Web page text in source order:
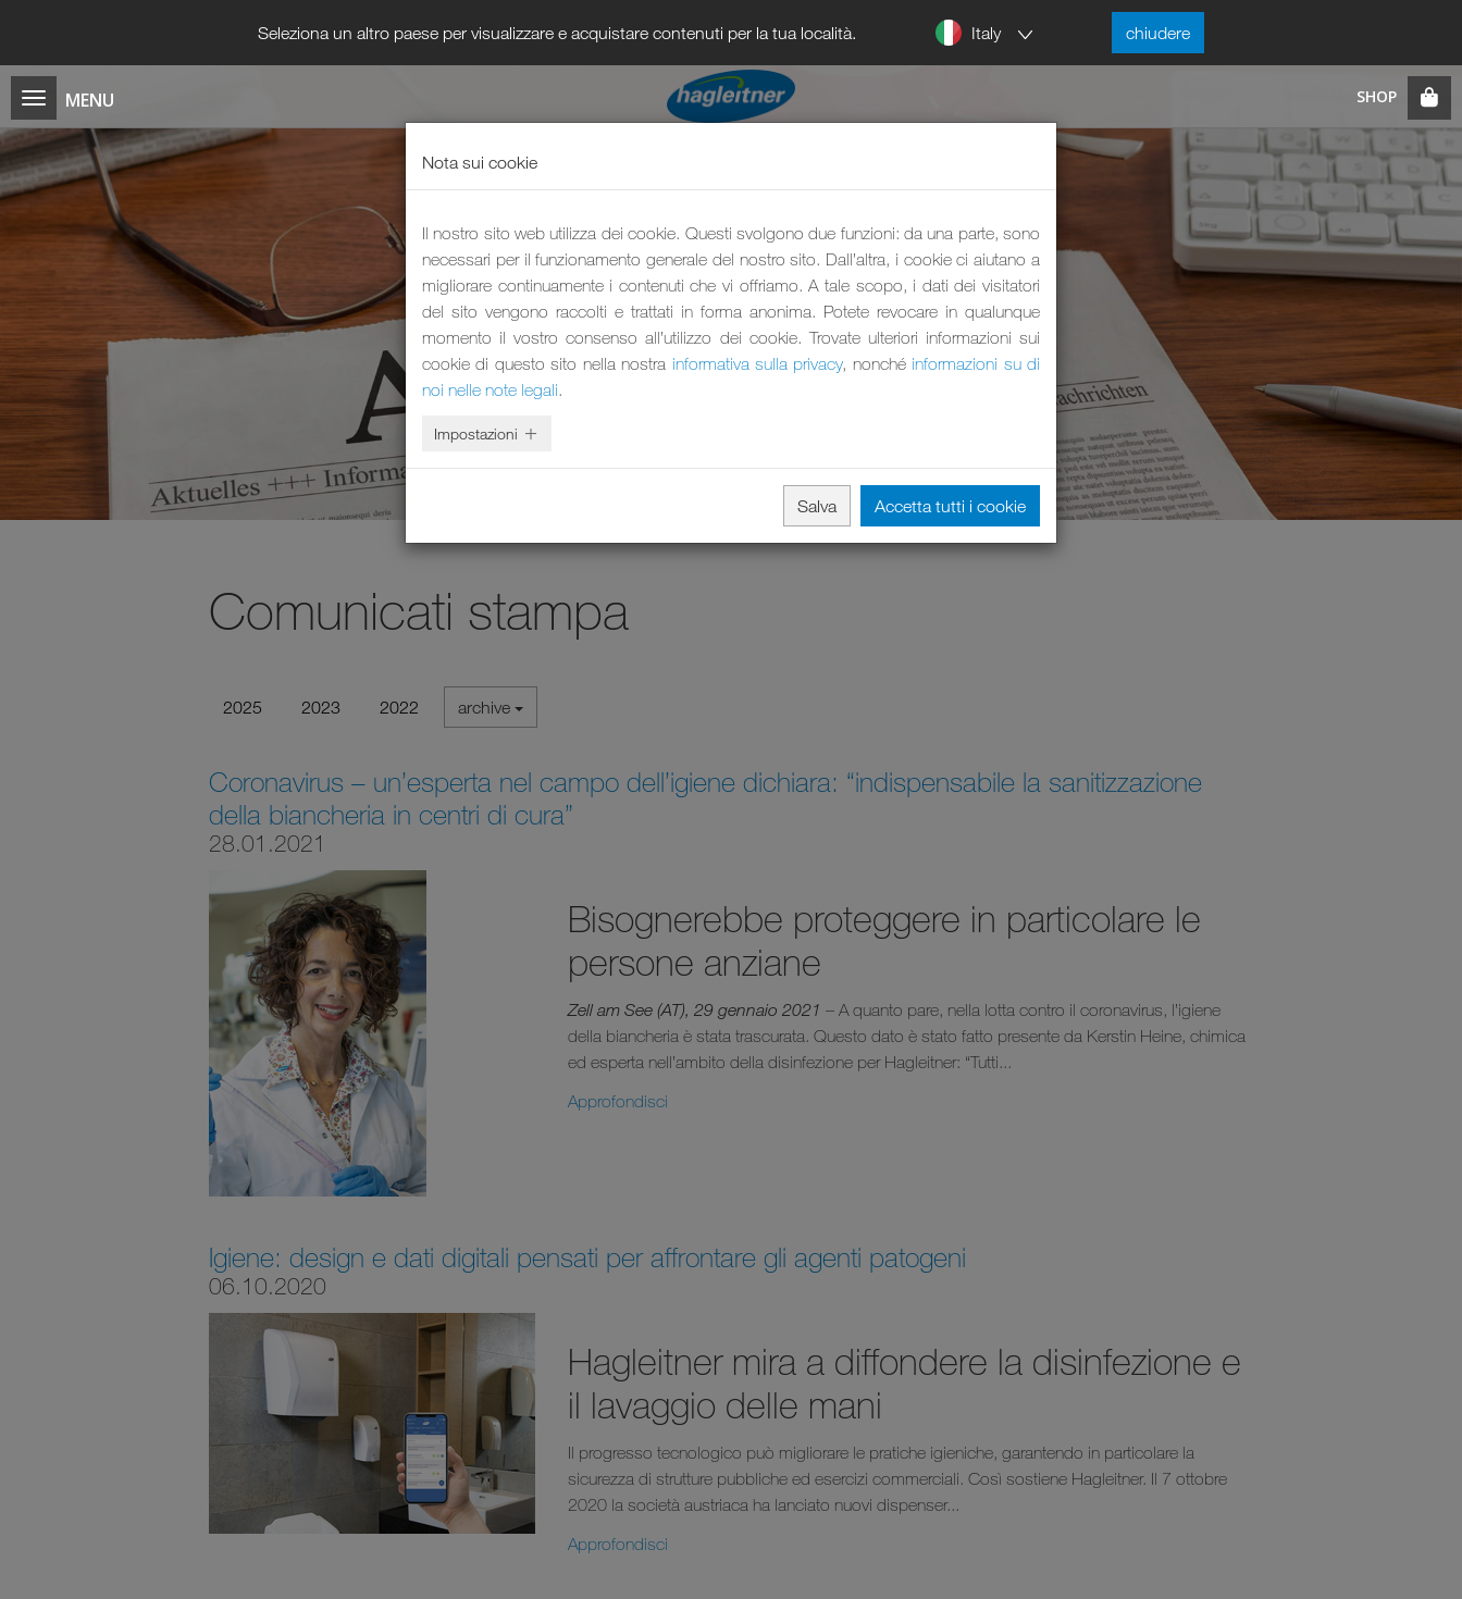
Seleziona un altro paese per visualizzare e acquistare contenuti per la tua località. Italy chiudere
Comunicati stampa
2025 2023 2022 archive
Coronavirus – un’esperta nel campo dell’igiene dichiara: “indispensabile la sanitizzazione
della biancheria in centri di cura”
28.01.2021
Bisognerebbe proteggere in particolare le
persone anziane
Zell am See (AT), 29 gennaio 2021 – A quanto pare, nella lotta contro il coronavirus, l’igiene
della biancheria è stata trascurata. Questo dato è stato fatto presente da Kerstin Heine, chimica
ed esperta nell’ambito della disinfezione per Hagleitner: “Tutti...
Approfondisci
Igiene: design e dati digitali pensati per affrontare gli agenti patogeni
06.10.2020
Hagleitner mira a diffondere la disinfezione e
il lavaggio delle mani
Il progresso tecnologico può migliorare le pratiche igieniche, garantendo in particolare la
sicurezza di strutture pubbliche ed esercizi commerciali. Così sostiene Hagleitner. Il 7 ottobre
2020 la società austriaca ha lanciato nuovi dispenser...
Approfondisci
Nota sui cookie
Il nostro sito web utilizza dei cookie. Questi svolgono due funzioni: da una parte, sono
necessari per il funzionamento generale del nostro sito. Dall’altra, i cookie ci aiutano a
migliorare continuamente i contenuti che vi offriamo. A tale scopo, i dati dei visitatori
del sito vengono raccolti e trattati in forma anonima. Potete revocare in qualunque
momento il vostro consenso all’utilizzo dei cookie. Trovate ulteriori informazioni sui
cookie di questo sito nella nostra informativa sulla privacy, nonché informazioni su di
noi nelle note legali.
Impostazioni
Salva Accetta tutti i cookie